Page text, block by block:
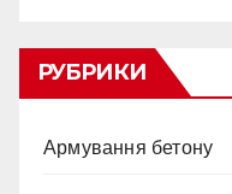
РУБРИКИ
Армування бетону